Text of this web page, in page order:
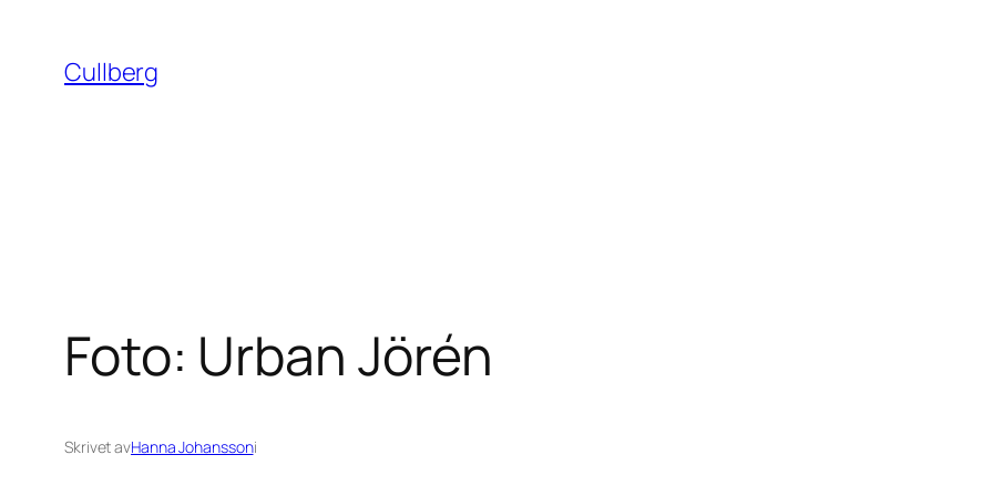
innehåll
Cullberg
Foto: Urban Jörén
Skrivet avHanna Johanssoni